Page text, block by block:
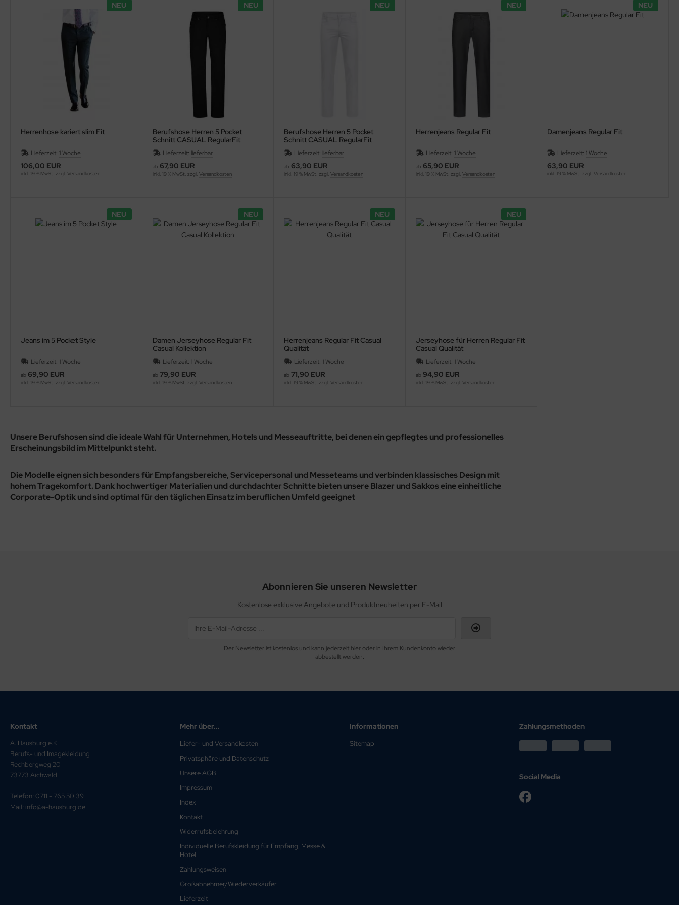
NEU
Herrenhose kariert slim Fit
Lieferzeit: 1 Woche
106,00 EUR
inkl. 19 % MwSt. zzgl. Versandkosten
NEU
Berufshose Herren 5 Pocket
Schnitt CASUAL RegularFit
Lieferzeit: lieferbar
ab 67,90 EUR
inkl. 19 % MwSt. zzgl. Versandkosten
NEU
Berufshose Herren 5 Pocket
Schnitt CASUAL RegularFit
Lieferzeit: lieferbar
ab 63,90 EUR
inkl. 19 % MwSt. zzgl.Versandkosten
NEU
Herrenjeans Regular Fit
Lieferzeit: 1 Woche
ab 65,90 EUR
inkl. 19 % MwSt. zzgl. Versandkosten
NEU
Damenjeans Regular Fit
Lieferzeit:1 Woche
63,90 EUR
inkl. 19 % MwSt. zzgl.Versandkosten
NEU
Jeans im 5 Pocket Style
Lieferzeit: 1 Woche
ab 69,90 EUR
inkl. 19 % MwSt. zzgl. Versandkosten
NEU
Damen Jerseyhose Regular Fit
Casual Kollektion
Lieferzeit: 1 Woche
ab 79,90 EUR
inkl. 19 % MwSt. zzgl. Versandkosten
NEU
Herrenjeans Regular Fit Casual
Qualität
Lieferzeit:1 Woche
ab 71,90 EUR
inkl. 19 % MwSt. zzgl.Versandkosten
NEU
Jerseyhose für Herren Regular Fit
Casual Qualität
Lieferzeit: 1 Woche
ab 94,90 EUR
inkl. 19 % MwSt. zzgl. Versandkosten
UnsereBerufshosensind die ideale Wahl für Unternehmen, Hotels und Messeauftritte, bei denen eingepflegtes und professionelles
Erscheinungsbild im Mittelpunkt steht.
Die Modelle eignen sich besonders für Empfangsbereiche, Servicepersonal und Messeteams und verbinden klassisches Design mit
hohem Tragekomfort. Dank hochwertiger Materialien und durchdachter Schnitte bieten unsere Blazer und Sakkos eineeinheitliche
Corporate-Optikund sind optimal für dentäglichen Einsatz im beruflichen Umfeldgeeignet
Abonnieren Sie unseren Newsletter
Kostenlose exklusive Angebote und Produktneuheiten per E-Mail
Der Newsletter ist kostenlos und kann jederzeit hier oder in Ihrem Kundenkonto wieder
abbestellt werden.
Kontakt
A. Hausburg e.K.
Berufs- und Imagekleidung
Rechbergweg 20
73773 Aichwald
Telefon: 0711 - 765 50 39
Mail: info@a-hausburg.de
Mehr über...
Liefer- und Versandkosten
Privatsphäre und Datenschutz
Unsere AGB
Impressum
Index
Kontakt
Widerrufsbelehrung
Individuelle Berufskleidung für Empfang, Messe &
Hotel
Zahlungsweisen
Großabnehmer/Wiederverkäufer
Lieferzeit
Informationen
Sitemap
Zahlungsmethoden
Social Media